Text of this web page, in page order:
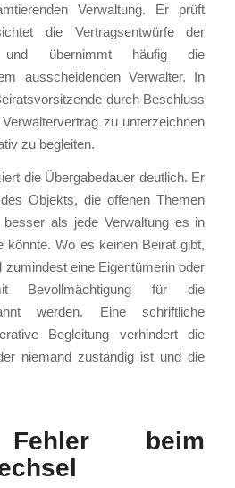
Verwaltung. Er prüft
die Vertragsentwürfe der
und übernimmt häufig die
ausscheidenden Verwalter. In
durch Beschluss
zu unterzeichnen
zu begleiten.
die Übergabedauer deutlich. Er
Objekts, die offenen Themen
besser als jede Verwaltung es in
könnte. Wo es keinen Beirat gibt,
eine Eigentümerin oder
Bevollmächtigung für die
werden. Eine schriftliche
Begleitung verhindert die
niemand zuständig ist und die
beim